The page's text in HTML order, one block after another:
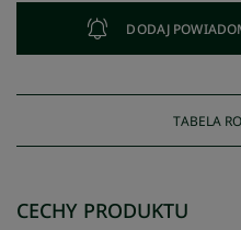
DODAJ
TABELA
CECHY PRODUKTU